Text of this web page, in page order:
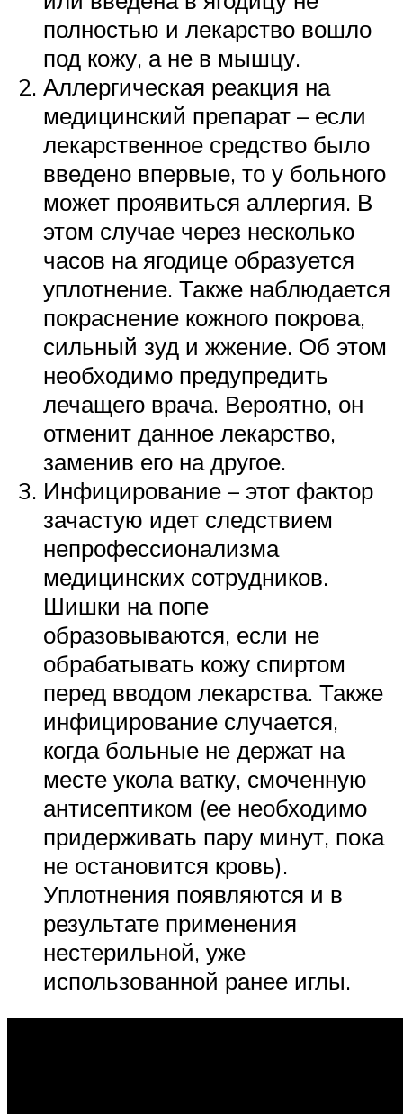
полностью и лекарство вошло
под кожу, а не в мышцу.
Аллергическая реакция на
медицинский препарат – если
лекарственное средство было
введено впервые, то у больного
может проявиться аллергия. В
этом случае через несколько
часов на ягодице образуется
уплотнение. Также наблюдается
покраснение кожного покрова,
сильный зуд и жжение. Об этом
необходимо предупредить
лечащего врача. Вероятно, он
отменит данное лекарство,
заменив его на другое.
Инфицирование – этот фактор
зачастую идет следствием
непрофессионализма
медицинских сотрудников.
Шишки на попе
образовываются, если не
обрабатывать кожу спиртом
перед вводом лекарства. Также
инфицирование случается,
когда больные не держат на
месте укола ватку, смоченную
антисептиком (ее необходимо
придерживать пару минут, пока
не остановится кровь).
Уплотнения появляются и в
результате применения
нестерильной, уже
использованной ранее иглы.